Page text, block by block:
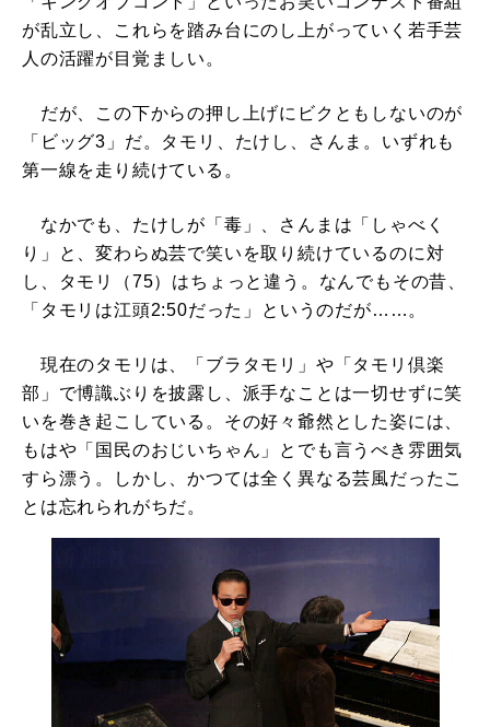
が乱立し、これらを踏み台にのし上がっていく若手芸
人の活躍が目覚ましい。
だが、この下からの押し上げにビクともしないのが
「ビッグ3」だ。タモリ、たけし、さんま。いずれも
第一線を走り続けている。
なかでも、たけしが「毒」、さんまは「しゃべく
り」と、変わらぬ芸で笑いを取り続けているのに対
し、タモリ（75）はちょっと違う。なんでもその昔、
「タモリは江頭2:50だった」というのだが……。
現在のタモリは、「ブラタモリ」や「タモリ倶楽
部」で博識ぶりを披露し、派手なことは一切せずに笑
いを巻き起こしている。その好々爺然とした姿には、
もはや「国民のおじいちゃん」とでも言うべき雰囲気
すら漂う。しかし、かつては全く異なる芸風だったこ
とは忘れられがちだ。